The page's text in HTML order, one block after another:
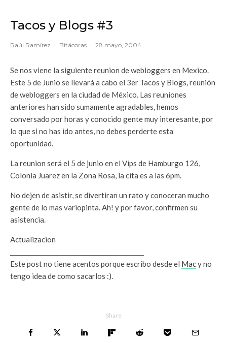
Tacos y Blogs #3
Raúl Ramírez · Bitácoras · 28 mayo, 2004
Se nos viene la siguiente reunion de webloggers en Mexico.
Este 5 de Junio se llevará a cabo el 3er Tacos y Blogs, reunión
de webloggers en la ciudad de México. Las reuniones
anteriores han sido sumamente agradables, hemos
conversado por horas y conocido gente muy interesante, por
lo que si no has ido antes, no debes perderte esta
oportunidad.
La reunion será el 5 de junio en el Vips de Hamburgo 126,
Colonia Juarez en la Zona Rosa, la cita es a las 6pm.
No dejen de asistir, se divertiran un rato y conoceran mucho
gente de lo mas variopinta. Ah! y por favor, confirmen su
asistencia.
Actualizacion
Este post no tiene acentos porque escribo desde el Macy no
tengo idea de como sacarlos :).
Share